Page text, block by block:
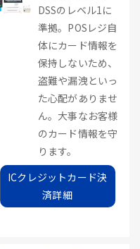
DSSのレベル1に
準拠。POSレジ自
体にカード情報を
保持しないため、
盗難や漏洩といっ
た心配がありませ
ん。大事なお客様
のカード情報を守
ります。
ICクレジットカード決
済詳細